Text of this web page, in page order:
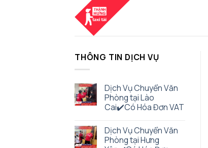
THÔNG TIN DỊCH VỤ
Dịch Vụ Chuyển Văn
Phòng tại Lào
Cai✔️Có Hóa Đơn VAT
Dịch Vụ Chuyển Văn
Phòng tại Hưng